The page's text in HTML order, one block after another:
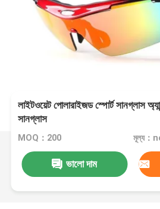
লাইটওয়েট পোলারাইজড স্পোর্ট সানগ্লাস
সানগ্লাস
MOQ：200 মূল্য：
ভালো দাম